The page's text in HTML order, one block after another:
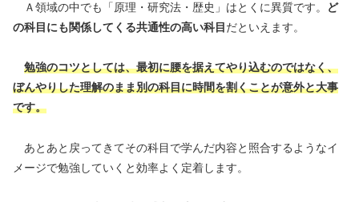
Ａ領域の中でも「原理・研究法・歴史」はとくに異質です。
ど
の科目にも関係してくる共通性の高い科目 だといえます。
勉強のコツとしては、最初に腰を据えてやり込むのではなく、
ぼんやりした理解のまま別の科目に時間を割くことが意外と大事
です。
あとあと戻ってきてその科目で学んだ内容と照合するようなイ
メージで勉強していくと効率よく定着します。